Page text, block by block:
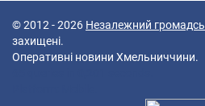
© 2012 - 2026 Незалежний
захищені.
Оперативні новини Хмельниччини.